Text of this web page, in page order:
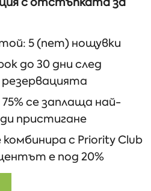
5 (пет) нощувки
до 30 дни след
се заплаща най-
пристигане
с Priority Club
е под 20%